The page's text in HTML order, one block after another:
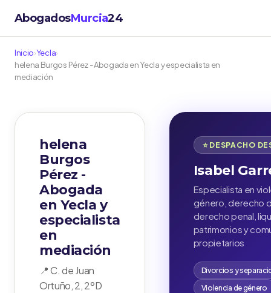
AbogadosMurcia24
Inicio›Yecla›
helena Burgos Pérez - Abogada en Yecla y especialista en
mediación
helena
Burgos
Pérez -
Abogada
en Yecla y
especialista
en
mediación
📍 C. de Juan
Ortuño, 2, 2ºD
⭐ DESPACHO
Isabel
Especialista en
género, derecho
derecho penal,
patrimonios y
propietarios
Divorcios y
Violencia de género